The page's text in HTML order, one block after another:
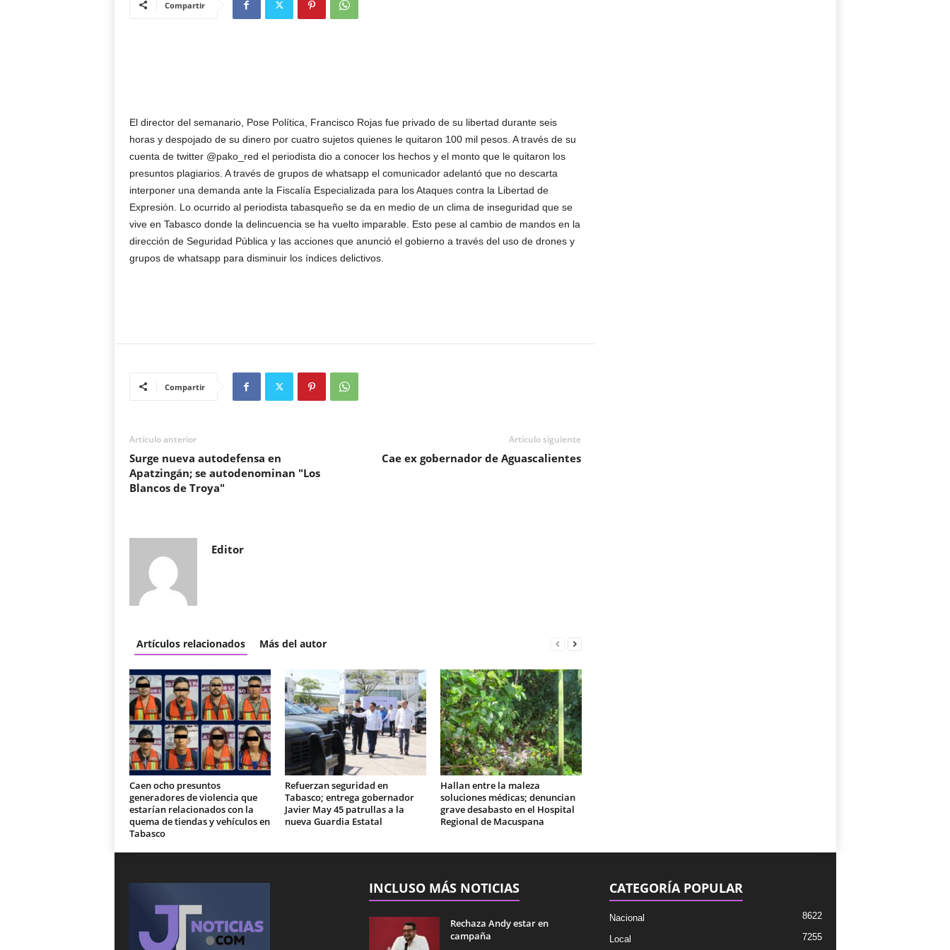
Compartir
El director del semanario, Pose Política, Francisco Rojas fue privado de su libertad durante seis
horas y despojado de su dinero por cuatro sujetos quienes le quitaron 100 mil pesos. A través de su
cuenta de twitter @pako_red el periodista dio a conocer los hechos y el monto que le quitaron los
presuntos plagiarios. A través de grupos de whatsapp el comunicador adelantó que no descarta
interponer una demanda ante la Fiscalía Especializada para los Ataques contra la Libertad de
Expresión. Lo ocurrido al periodista tabasqueño se da en medio de un clima de inseguridad que se
vive en Tabasco donde la delincuencia se ha vuelto imparable. Esto pese al cambio de mandos en la
dirección de Seguridad Pública y las acciones que anunció el gobierno a través del uso de drones y
grupos de whatsapp para disminuir los índices delictivos.
Compartir
Artículo anterior
Surge nueva autodefensa en
Apatzingán; se autodenominan "Los
Blancos de Troya"
Artículo siguiente
Cae ex gobernador de Aguascalientes
Editor
Artículos relacionados Más del autor
Caen ocho presuntos
generadores de violencia que
estarían relacionados con la
quema de tiendas y vehículos en
Tabasco
Refuerzan seguridad en
Tabasco; entrega gobernador
Javier May 45 patrullas a la
nueva Guardia Estatal
Hallan entre la maleza
soluciones médicas; denuncian
grave desabasto en el Hospital
Regional de Macuspana
INCLUSO MÁS NOTICIAS
Rechaza Andy estar en
campaña
CATEGORÍA POPULAR
Nacional 8622
Local 7255